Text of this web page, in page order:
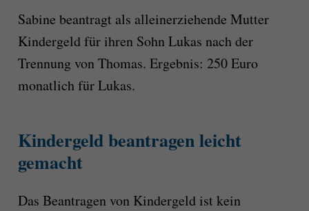
Sabine beantragt als alleinerziehende Mutter
Kindergeld für ihren Sohn Lukas nach der
Trennung von Thomas. Ergebnis: 250 Euro
monatlich für Lukas.
Kindergeld beantragen leicht
gemacht
Das Beantragen von Kindergeld ist kein